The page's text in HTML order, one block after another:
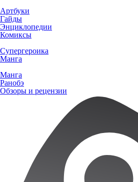
Артбуки
Гайды
Энциклопедии
Комиксы
Супергероика
Манга
Манга
Ранобэ
Обзоры и рецензии